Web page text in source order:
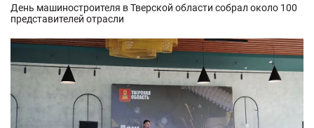
День машиностроителя в Тверской области собрал около 100
представителей отрасли